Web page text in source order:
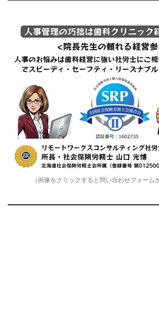
（画像をクリックすると問い合わせフォーム